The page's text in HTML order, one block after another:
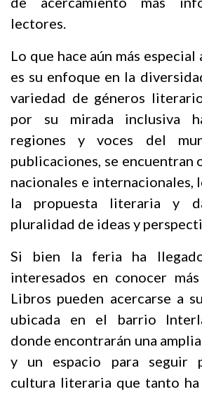
lectores.
Lo que hace aún más especial
es su enfoque en la
variedad de géneros
por su mirada inclusiva
regiones y voces del
publicaciones, se encuentran
nacionales e internacionales,
la propuesta literaria y
pluralidad de ideas y
Si bien la feria ha
interesados en conocer
Libros pueden acercarse a
ubicada en el barrio
donde encontrarán una
y un espacio para seguir
cultura literaria que tanto ha